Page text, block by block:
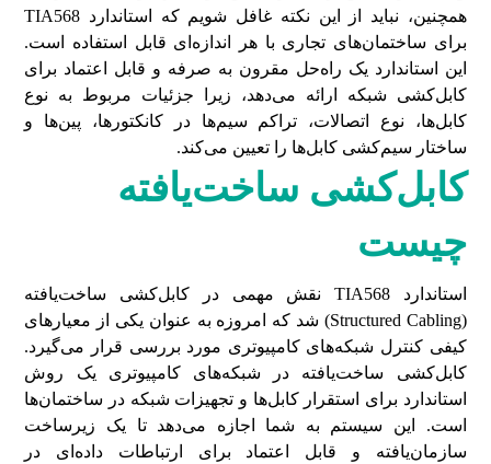
همچنین، نباید از این نکته غافل شویم که استاندارد TIA568
برای ساختمان‌های تجاری با هر اندازه‌ای قابل استفاده است.
این استاندارد یک راه‌حل مقرون به صرفه و قابل اعتماد برای
کابل‌کشی شبکه ارائه می‌دهد، زیرا جزئیات مربوط به نوع
کابل‌ها، نوع اتصالات، تراکم سیم‌ها در کانکتورها، پین‌ها و
ساختار سیم‌کشی کابل‌ها را تعیین می‌کند.
کابل‌کشی ساخت‌یافته
چیست
استاندارد TIA568 نقش مهمی در کابل‌کشی ساخت‌یافته
(Structured Cabling) شد که امروزه به عنوان یکی از معیارهای
کیفی کنترل شبکه‌های کامپیوتری مورد بررسی قرار می‌گیرد.
کابل‌کشی ساخت‌یافته در شبکه‌های کامپیوتری یک روش
استاندارد برای استقرار کابل‌ها و تجهیزات شبکه در ساختمان‌ها
است. این سیستم به شما اجازه می‌دهد تا یک زیرساخت
سازمان‌یافته و قابل اعتماد برای ارتباطات داده‌ای در